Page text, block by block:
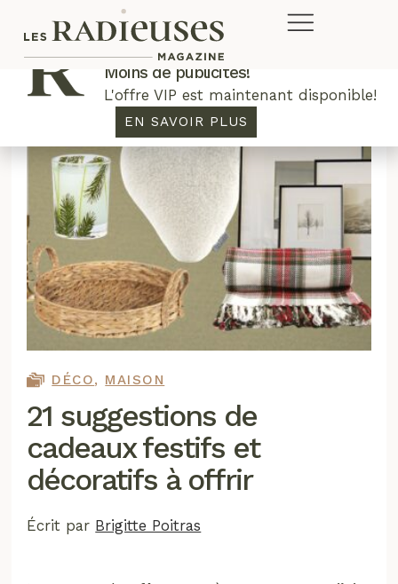
DÉCO, MAISON
21 suggestions de
cadeaux festifs et
décoratifs à offrir
Écrit par Brigitte Poitras
Plus de concours. Plus de rabais.
Moins de publicités!
L'offre VIP est maintenant disponible!
EN SAVOIR PLUS